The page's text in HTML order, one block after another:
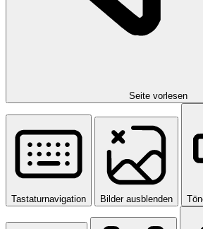
Seite vorlesen
Tastaturnavigation Bilder ausblenden